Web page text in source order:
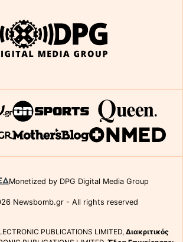
Monetized by DPG Digital Media Group
Newsbomb.gr - All rights reserved
PUBLICATIONS LIMITED, Διακριτικός